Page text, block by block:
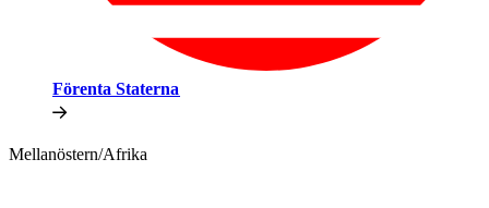
Förenta Staterna​​
Mellanöstern/Afrika​​